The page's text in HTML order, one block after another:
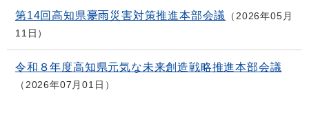
第14回高知県豪雨災害対策推進本部会議
2026年05月
11日
令和８年度高知県元気な未来創造戦略推進本部会議
2026年07月01日